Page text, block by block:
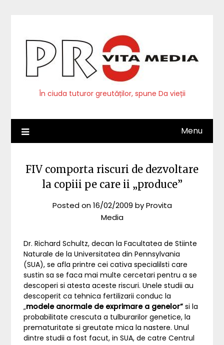
În ciuda tuturor greutăților, spune Da vieții
Menu
FIV comporta riscuri de dezvoltare
la copiii pe care ii „produce”
Posted on16/02/2009 byProvita
Media
Dr. Richard Schultz, decan la Facultatea de Stiinte
Naturale de la Universitatea din Pennsylvania
(SUA), se afla printre cei cativa specialilsti care
sustin sa se faca mai multe cercetari pentru a se
descoperi si atesta aceste riscuri. Unele studii au
descoperit ca tehnica fertilizarii conduc la
„modele anormale de exprimare a genelor” si la
probabilitate crescuta a tulburarilor genetice, la
prematuritate si greutate mica la nastere. Unul
dintre studii a fost facut, in SUA, de catre Centrul